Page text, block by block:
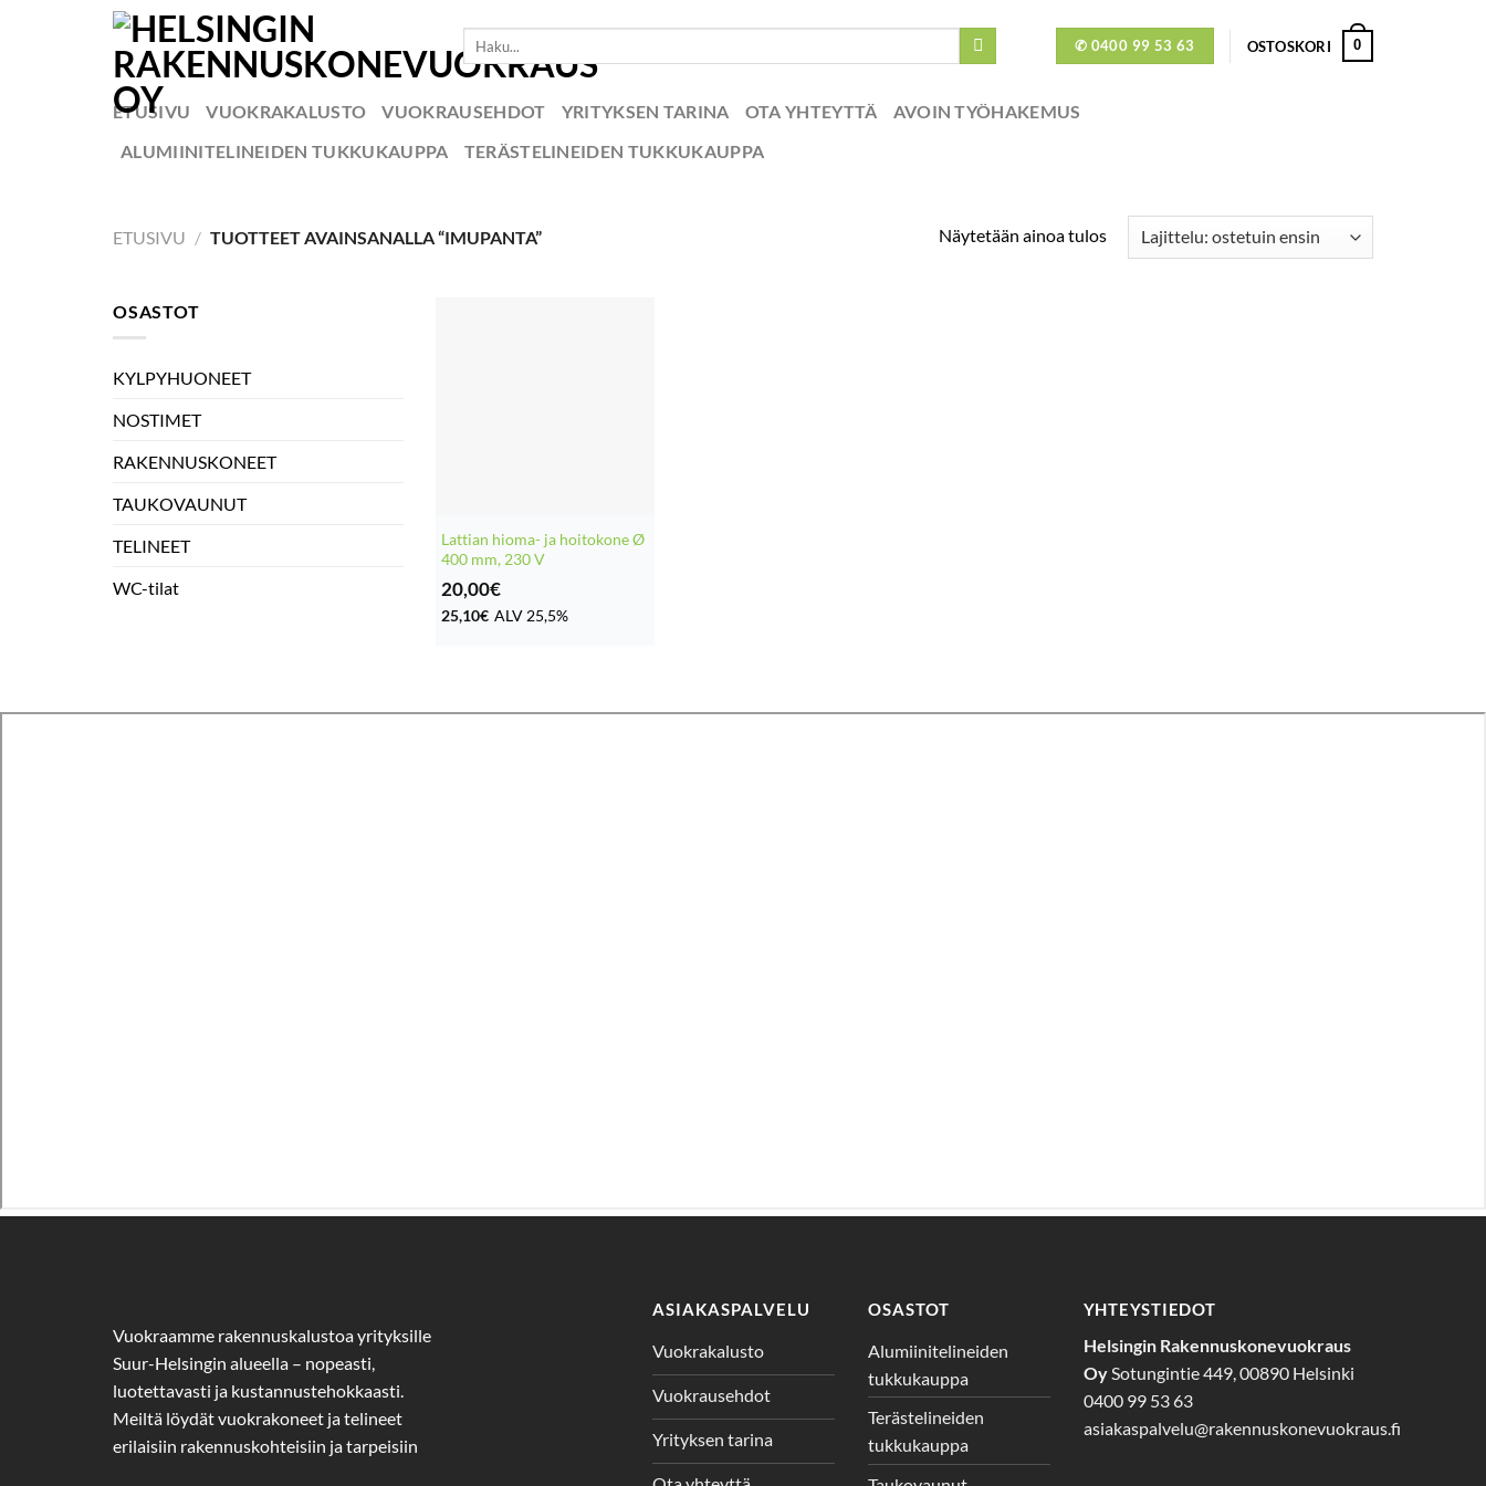
✆ 0400 99 53 63 OSTOSKORI 0
ETUSIVU VUOKRAKALUSTO VUOKRAUSEHDOT YRITYKSEN TARINA OTA YHTEYTTÄ
AVOIN TYÖHAKEMUS
ALUMIINITELINEIDEN TUKKUKAUPPA
TERÄSTELINEIDEN TUKKUKAUPPA
ETUSIVU / TUOTTEET AVAINSANALLA “IMUPANTA” Näytetään ainoa tulos
OSASTOT
KYLPYHUONEET
NOSTIMET
RAKENNUSKONEET
TAUKOVAUNUT
TELINEET
WC-tilat
Lattian hioma- ja hoitokone Ø
400 mm, 230 V
20,00€
25,10€ ALV 25,5%
Vuokraamme rakennuskalustoa yrityksille
Suur-Helsingin alueella – nopeasti,
luotettavasti ja kustannustehokkaasti.
Meiltä löydät vuokrakoneet ja telineet
erilaisiin rakennuskohteisiin ja tarpeisiin
ASIAKASPALVELU
Vuokrakalusto
Vuokrausehdot
Yrityksen tarina
OSASTOT
Alumiinitelineiden
tukkukauppa
Terästelineiden
tukkukauppa
YHTEYSTIEDOT
Helsingin Rakennuskonevuokraus
Oy Sotungintie 449, 00890 Helsinki
0400 99 53 63
asiakaspalvelu@rakennuskonevuokraus.fi